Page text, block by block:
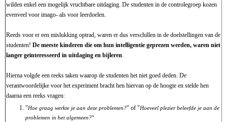
wilden enkel een mogelijk vruchtbare uitdaging. De studenten in de controlegroep kozen
evenveel voor imago- als voor leerdoelen.
Reeds voor er een mislukking optrad, waren er dus verschillen in de doelstellingen van de
studenten! De meeste kinderen die om hun intelligentie geprezen werden, waren niet
langer geïnteresseerd in uitdaging en bijleren.
Hierna volgde een reeks taken waarop de studenten het niet goed deden. De
verantwoordelijke voor het experiment bracht hen hiervan op de hoogte en stelde hen
daarna een reeks vragen:
"Hoe graag werkte je aan deze problemen?" of "Hoeveel plezier beleefde je aan de
problemen in het algemeen?"